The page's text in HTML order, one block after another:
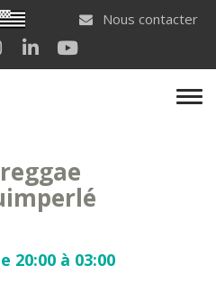
Breton
Nous contacter
vers le compte Facebook
Lien vers le compte Instagram
Lien vers le compte
20:00 à 03:00